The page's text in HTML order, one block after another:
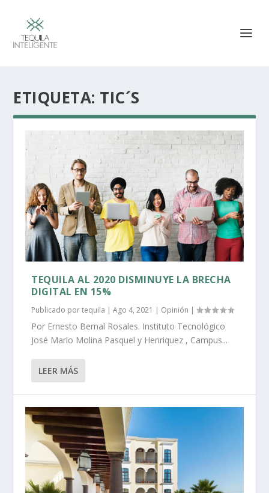
ETIQUETA: TIC´S
TEQUILA AL 2020 DISMINUYE LA BRECHA
DIGITAL EN 15%
Publicado portequila |Ago 4, 2021 | Opinión |
Por Ernesto Bernal Rosales. Instituto Tecnológico
José Mario Molina Pasquel y Henriquez , Campus...
LEER MÁS